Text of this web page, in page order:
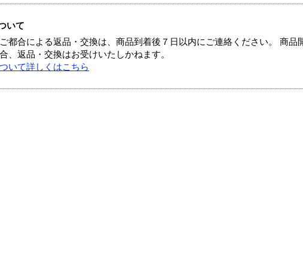
いて
都合による返品・交換は、商品到着後７日以内にご連絡ください。 商品
、返品・交換はお受けいたしかねます。
いて詳しくはこちら